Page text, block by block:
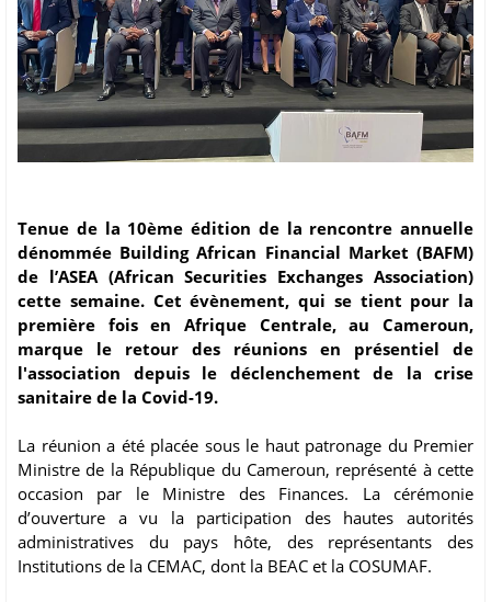
Tenue de la 10ème édition de la rencontre annuelle
dénommée Building African Financial Market (BAFM)
de l’ASEA (African Securities Exchanges Association)
cette semaine. Cet évènement, qui se tient pour la
première fois en Afrique Centrale, au Cameroun,
marque le retour des réunions en présentiel de
l'association depuis le déclenchement de la crise
sanitaire de la Covid-19.
La réunion a été placée sous le haut patronage du Premier
Ministre de la République du Cameroun, représenté à cette
occasion par le Ministre des Finances. La cérémonie
d’ouverture a vu la participation des hautes autorités
administratives du pays hôte, des représentants des
Institutions de la CEMAC, dont la BEAC et la COSUMAF.